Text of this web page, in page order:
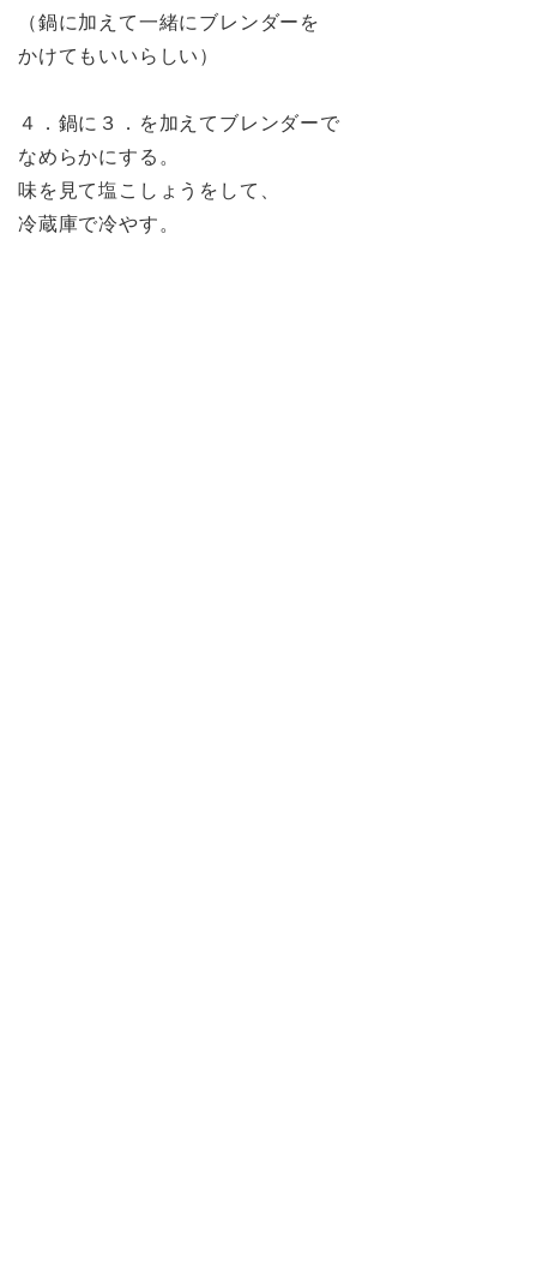
（鍋に加えて一緒にブレンダーを
かけてもいいらしい）
４．鍋に３．を加えてブレンダーで
なめらかにする。
味を見て塩こしょうをして、
冷蔵庫で冷やす。